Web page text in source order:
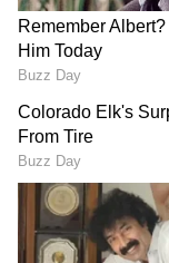
ಕಿತ್ತೊಗೆಯುತ್ತೇವೆ
ಕಿತ್ತೊಗೆಯಬೇಕು
RECOMMENDED